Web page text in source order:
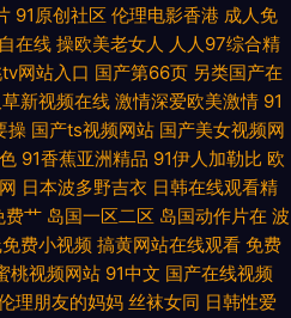
色资源 国产精品视频高清在 欧美在线观
满的大胸继坶3 欧美97色色 亚洲第一页
网站在线免费观看 99热肏屄0 激情在线
品国产亚洲福利 视频综合网 97自拍视
美 91成年人软件 国产一区免费在线观
91原创社区 伦理电影香港 成人免
在线 操欧美老女人 人人97综合精
网站入口 国产第66页 另类国产在
新视频在线 激情深爱欧美激情 91
操 国产ts视频网站 国产美女视频网
91香蕉亚洲精品 91伊人加勒比 欧
日本波多野吉衣 日韩在线观看精
费艹 岛国一区二区 岛国动作片在 波
费小视频 搞黄网站在线观看 免费
桃视频网站 91中文 国产在线视频
理朋友的妈妈 丝袜女同 日韩性爱